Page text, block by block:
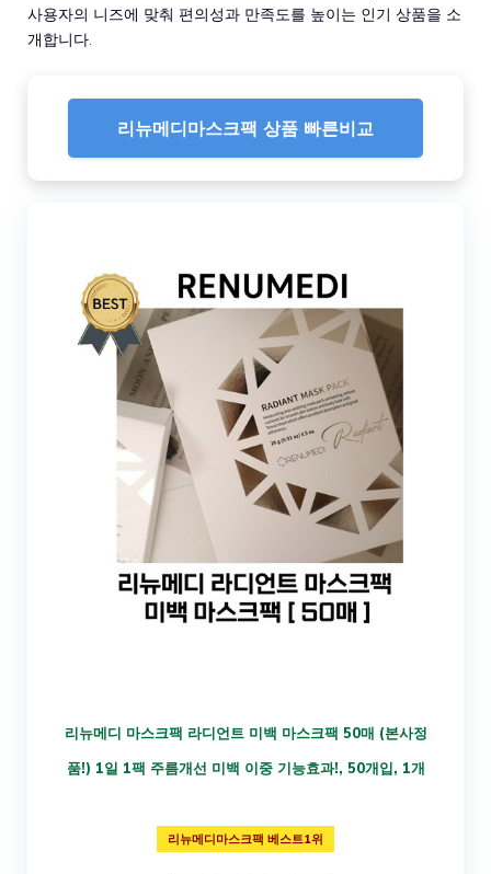
사용자의 니즈에 맞춰 편의성과 만족도를 높이는 인기 상품을 소
개합니다.
리뉴메디마스크팩 상품 빠른비교
리뉴메디 마스크팩 라디언트 미백 마스크팩 50매 (본사정
품!) 1일 1팩 주름개선 미백 이중 기능효과!, 50개입, 1개
리뉴메디마스크팩 베스트1위